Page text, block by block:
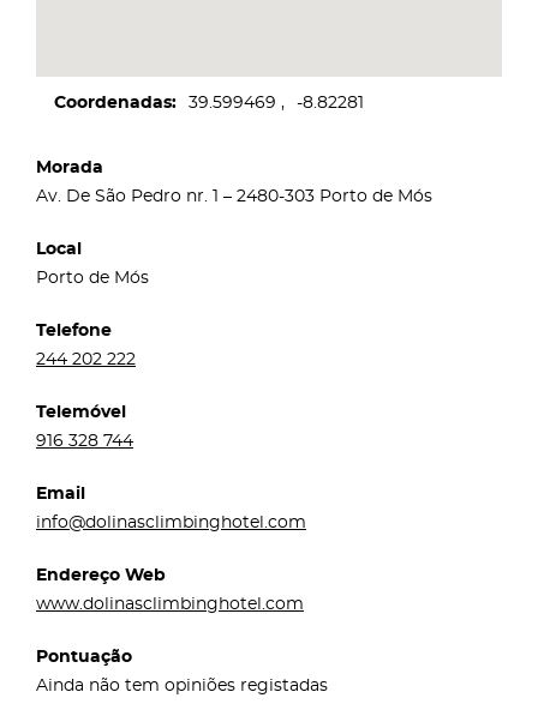
Coordenadas 39.599469 -8.82281
Morada
Av. De São Pedro nr. 1 – 2480-303 Porto de Mós
Local
Porto de Mós
Telefone
244 202 222
Telemóvel
916 328 744
Email
info@dolinasclimbinghotel.com
Endereço Web
www.dolinasclimbinghotel.com
Pontuação
Ainda não tem opiniões registadas